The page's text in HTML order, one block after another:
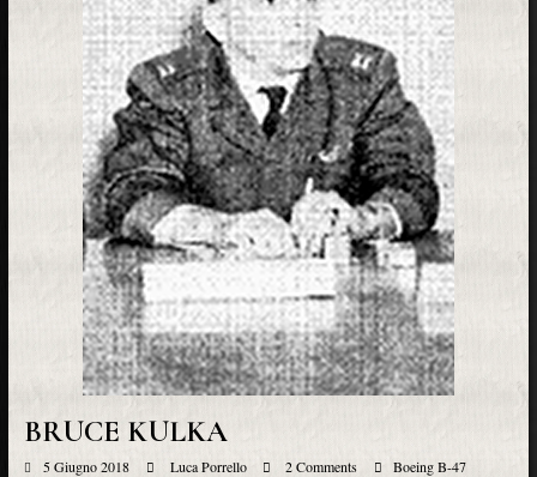
BRUCE KULKA
5 Giugno 2018 Luca Porrello 2 Comments
Boeing B-47